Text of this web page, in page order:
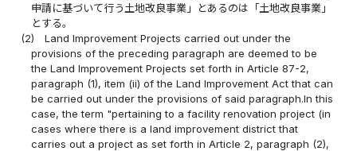
申請に基づいて行う土地改良事業」とあるのは「土地改良事業」
とする。
(2)
Land Improvement Projects carried out under the
provisions of the preceding paragraph are deemed to be
the Land Improvement Projects set forth in Article 87-2,
paragraph (1), item (ii) of the Land Improvement Act that can
be carried out under the provisions of said paragraph.In this
case, the term "pertaining to a facility renovation project (in
cases where there is a land improvement district that
carries out a project as set forth in Article 2, paragraph (2),